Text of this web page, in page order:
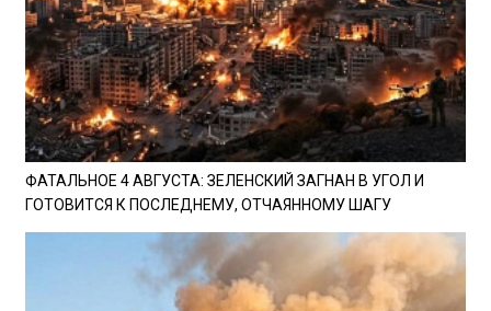
ФАТАЛЬНОЕ 4 АВГУСТА: ЗЕЛЕНСКИЙ ЗАГНАН В УГОЛ И
ГОТОВИТСЯ К ПОСЛЕДНЕМУ, ОТЧАЯННОМУ ШАГУ